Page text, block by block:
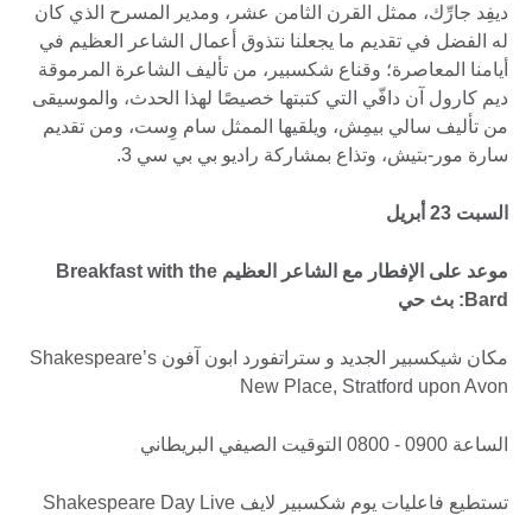
ديفِد جارِّك، ممثل القرن الثامن عشر، ومدير المسرح الذي كان
له الفضل في تقديم ما يجعلنا نتذوق أعمال الشاعر العظيم في
أيامنا المعاصرة؛ وقناع شكسبير، من تأليف الشاعرة المرموقة
ديم كارول آن دافّي التي كتبتها خصيصًا لهذا الحدث، والموسيقى
من تأليف سالي بيمِش، ويلقيها الممثل سام وِست، ومن تقديم
سارة مور-بتيش، وتذاع بمشاركة راديو بي بي سي 3.
السبت 23 أبريل
موعد على الإفطار مع الشاعر العظيم Breakfast with the
Bard: بث حي
مكان شيكسبير الجديد و ستراتفورد ابون آفون Shakespeare’s
New Place, Stratford upon Avon
الساعة 0900 - 0800 التوقيت الصيفي البريطاني
تستطيع فاعليات يوم شكسبير لايف Shakespeare Day Live